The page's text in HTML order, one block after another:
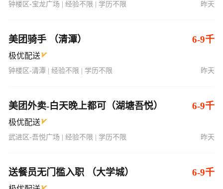
钟楼区-宝龙广场 | 经验不限 | 学历不限 昨天
美团骑手 （清潭） 6-9千
极优配送
钟楼区-清潭 | 经验不限 | 学历不限 昨天
美团外卖-白天晚上都可（湖塘吾悦） 6-9千
极优配送
武进区-吾悦广场 | 经验不限 | 学历不限 昨天
送餐员无门槛入职 （大学城） 6-9千